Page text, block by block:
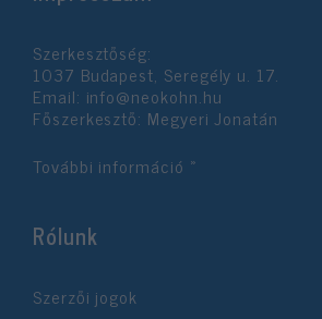
Szerkesztőség:
1037 Budapest, Seregély u. 17.
Email: info@neokohn.hu
Főszerkesztő: Megyeri Jonatán
További információ »
Rólunk
Szerzői jogok